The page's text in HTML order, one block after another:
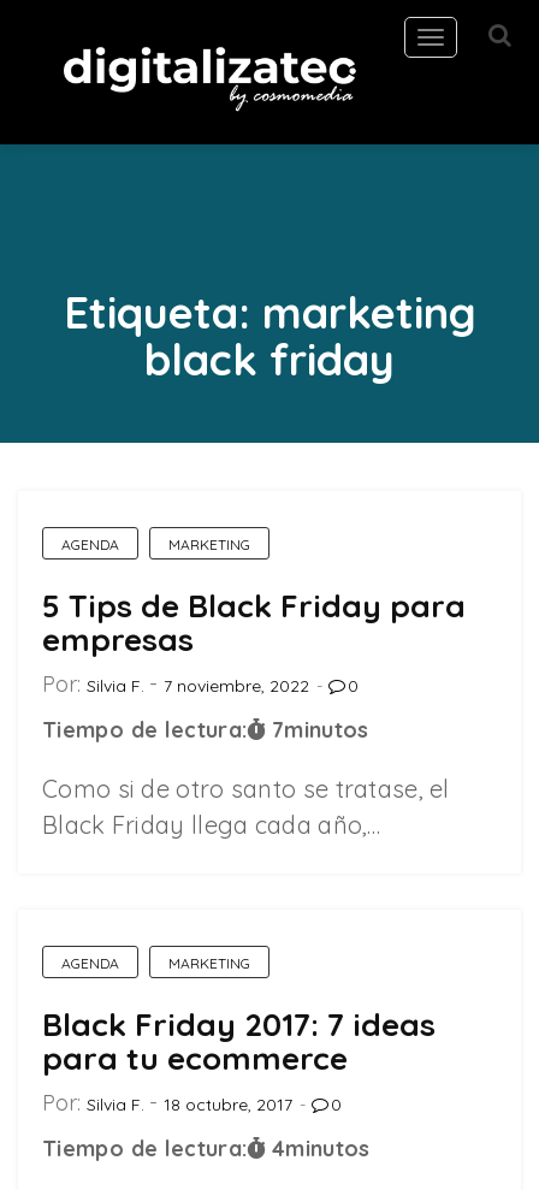
Toggle
navigation
Etiqueta: marketing
black friday
AGENDA MARKETING
5 Tips de Black Friday para
empresas
Por: Silvia F. 7 noviembre, 2022 0
Tiempo de lectura: 7minutos
Como si de otro santo se tratase, el
Black Friday llega cada año,…
AGENDA MARKETING
Black Friday 2017: 7 ideas
para tu ecommerce
Por: Silvia F. 18 octubre, 2017 0
Tiempo de lectura: 4minutos